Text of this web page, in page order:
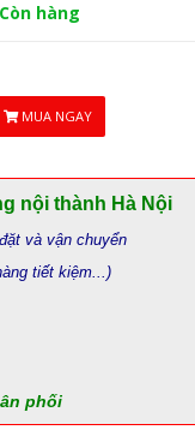
Còn hàng
MUA NGAY
nội thành Hà Nội
và vận chuyển
tiết kiệm...)
phối